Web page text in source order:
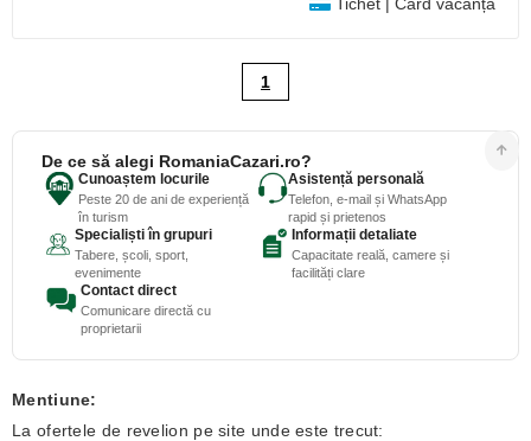
1
De ce să alegi RomaniaCazari.ro?
Cunoaștem locurile
Peste 20 de ani de experiență
în turism
Asistență personală
Telefon, e-mail și WhatsApp
rapid și prietenos
Specialiști în grupuri
Tabere, școli, sport,
evenimente
Informații detaliate
Capacitate reală, camere și
facilități clare
Contact direct
Comunicare directă cu
proprietarii
Mentiune:
La ofertele de revelion pe site unde este trecut: